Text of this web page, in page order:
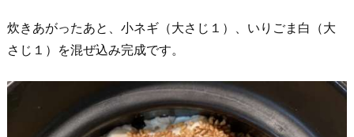
炊きあがったあと、小ネギ（大さじ１）、いりごま白（大
さじ１）を混ぜ込み完成です。